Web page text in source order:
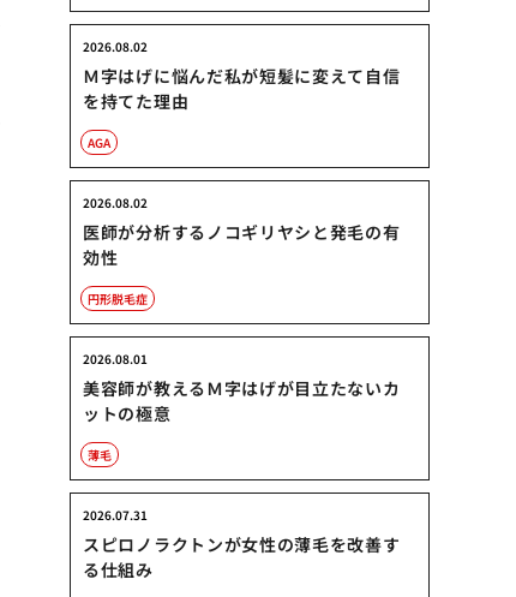
Ｍ字はげに悩んだ私が短髪に変えて自信
を持てた理由
2026.08.02
AGA
医師が分析するノコギリヤシと発毛の有
効性
2026.08.02
円形脱毛症
美容師が教えるＭ字はげが目立たないカ
ットの極意
2026.08.01
薄毛
スピロノラクトンが女性の薄毛を改善す
る仕組み
2026.07.31